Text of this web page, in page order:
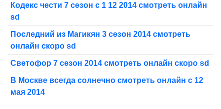
Кодекс чести 7 сезон с 1 12 2014 смотреть онлайн
sd
Последний из Магикян 3 сезон 2014 смотреть
онлайн скоро sd
Светофор 7 сезон 2014 смотреть онлайн скоро sd
В Москве всегда солнечно смотреть онлайн с 12
мая 2014